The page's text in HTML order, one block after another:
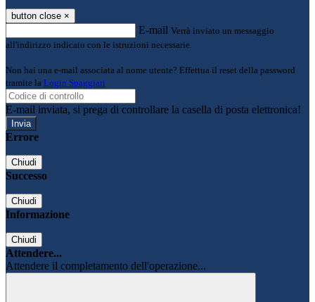
button close ×
E-mail Verrà inviato un messaggio
all'indirizzo indicato con le istruzioni necessarie.
Non hai una e-mail associata al nome utente? Effettua il reset della password
tramite la Login Spaggiari
E-mail inviata, si prega di controllare la casella di posta elettronica!
Errore
Chiudi
Successo
Chiudi
Informazione
Chiudi
Attendere...
Attendere il completamento dell'operazione...